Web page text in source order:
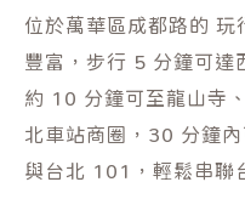
｜關於｜
About Us
｜客房｜
位於萬華區成都路的
豐富，步行 5 分鐘可達
約 10 分鐘可至龍山寺
北車站商圈，30 分鐘
與台北 101，輕鬆串聯